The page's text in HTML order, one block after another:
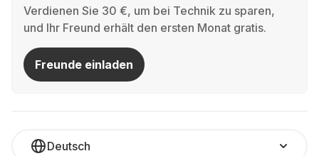
Verdienen Sie 30 €, um bei Technik zu sparen,
und Ihr Freund erhält den ersten Monat gratis.
Freunde einladen
Deutsch